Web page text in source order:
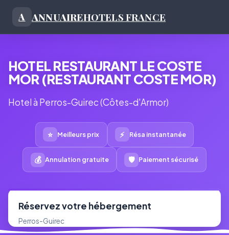
A ANNUAIREHOTELS FRANCE
HOTEL RESTAURANT LE COSTE
MOR (RESTAURANT COSTE MOR)
Hotel à Perros-Guirec (Côtes-d'Armor)
⭐ Meilleurs prix ⚡ Résa instantanée
💰 Annulation gratuite 🛡 Paiement sécurisé
Réservez votre hébergement
Perros-Guirec